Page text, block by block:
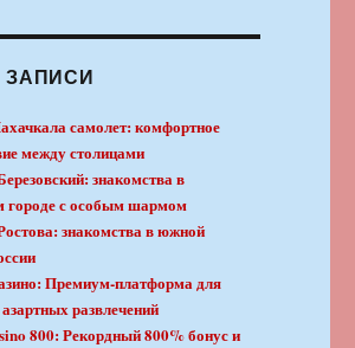
самолет: комфортное
между столицами
знакомства в
городе с особым шармом
знакомства в южной
Премиум-платформа для
развлечений
800: Рекордный 800% бонус и